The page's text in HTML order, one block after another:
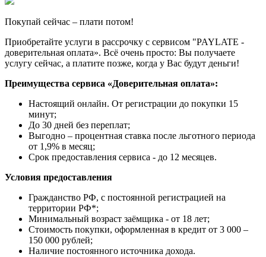
Покупай сейчас – плати потом!
Приобретайте услуги в рассрочку с сервисом "PAYLATE -
доверительная оплата». Всё очень просто: Вы получаете
услугу сейчас, а платите позже, когда у Вас будут деньги!
Преимущества сервиса «Доверительная оплата»:
Настоящий онлайн. От регистрации до покупки 15
минут;
До 30 дней без переплат;
Выгодно – процентная ставка после льготного периода
от 1,9% в месяц;
Срок предоставления сервиса - до 12 месяцев.
Условия предоставления
Гражданство РФ, с постоянной регистрацией на
территории РФ*;
Минимальный возраст заёмщика - от 18 лет;
Стоимость покупки, оформленная в кредит от 3 000 –
150 000 рублей;
Наличие постоянного источника дохода.